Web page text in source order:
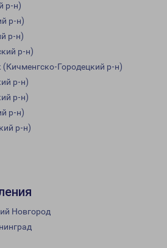
р-н)
р-н)
р-н)
р-н)
(Кичменгско-Городецкий р-н)
р-н)
р-н)
р-н)
р-н)
Новгород